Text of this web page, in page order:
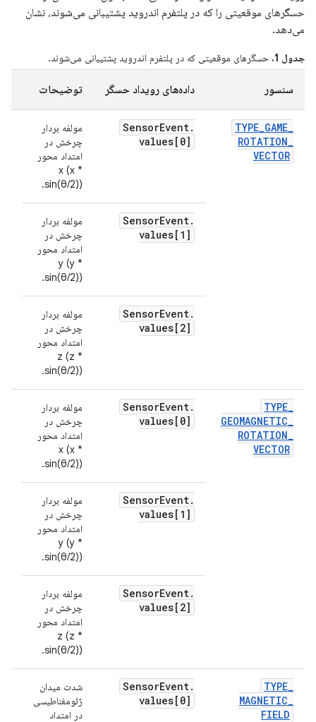
حسگرهای موقعیتی را که در پلتفرم اندروید پشتیبانی می‌شوند، نشان
می‌دهد.
جدول 1. حسگرهای موقعیتی که در پلتفرم اندروید پشتیبانی می‌شوند.
سنسور داده‌های رویداد حسگر توضیحات
TYPE_GAME_
ROTATION_
VECTOR
SensorEvent.
values[0]
مولفه بردار
چرخش در
امتداد محور
x (x *
sin(θ/2)).
SensorEvent.
values[1]
مولفه بردار
چرخش در
امتداد محور
y (y *
sin(θ/2)).
SensorEvent.
values[2]
مولفه بردار
چرخش در
امتداد محور
z (z *
sin(θ/2)).
TYPE_
GEOMAGNETIC_
ROTATION_
VECTOR
SensorEvent.
values[0]
مولفه بردار
چرخش در
امتداد محور
x (x *
sin(θ/2)).
SensorEvent.
values[1]
مولفه بردار
چرخش در
امتداد محور
y (y *
sin(θ/2)).
SensorEvent.
values[2]
مولفه بردار
چرخش در
امتداد محور
z (z *
sin(θ/2)).
TYPE_
MAGNETIC_
FIELD
SensorEvent.
values[0]
شدت میدان
ژئومغناطیسی
در امتداد